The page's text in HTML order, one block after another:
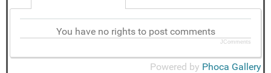
You have no rights to post comments
JComments
Powered by Phoca Gallery